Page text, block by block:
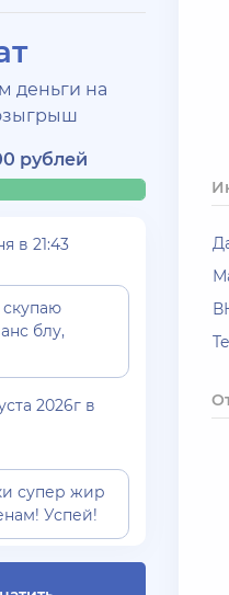
деньги на
рублей
в 21:43
блу,
2026г в
супер жир
Успей!
2026г в 17:26